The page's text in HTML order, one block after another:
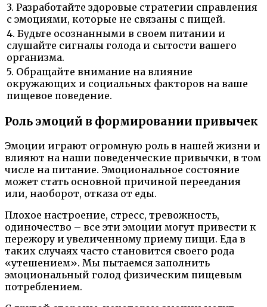
3. Разработайте здоровые стратегии справления
с эмоциями, которые не связаны с пищей.
4. Будьте осознанными в своем питании и
слушайте сигналы голода и сытости вашего
организма.
5. Обращайте внимание на влияние
окружающих и социальных факторов на ваше
пищевое поведение.
Роль эмоций в формировании привычек
Эмоции играют огромную роль в нашей жизни и
влияют на наши поведенческие привычки, в том
числе на питание. Эмоциональное состояние
может стать основной причиной переедания
или, наоборот, отказа от еды.
Плохое настроение, стресс, тревожность,
одиночество – все эти эмоции могут привести к
пережору и увеличенному приему пищи. Еда в
таких случаях часто становится своего рода
«утешением». Мы пытаемся заполнить
эмоциональный голод физическим пищевым
потреблением.